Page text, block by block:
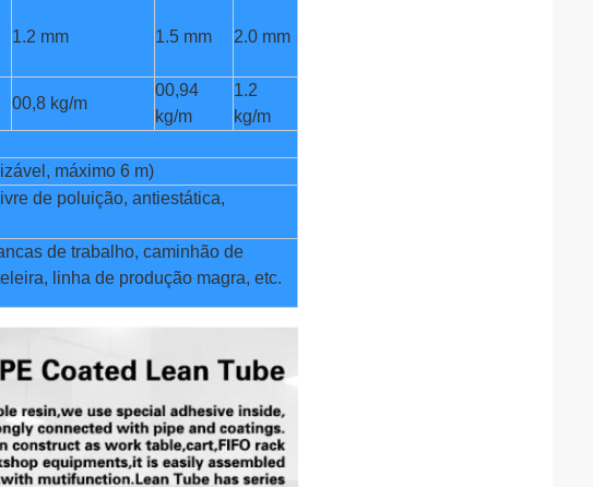
1.2 mm 1.5 mm 2.0 mm
00,8 kg/m
00,94
kg/m
1.2
kg/m
máximo 6 m)
de poluição, antiestática,
de trabalho, caminhão de
linha de produção magra, etc.